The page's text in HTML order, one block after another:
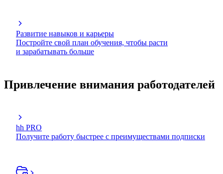
Развитие навыков и карьеры
Постройте свой план обучения, чтобы расти
и зарабатывать больше
Привлечение внимания работодателей
hh PRO
Получите работу быстрее с преимуществами подписки